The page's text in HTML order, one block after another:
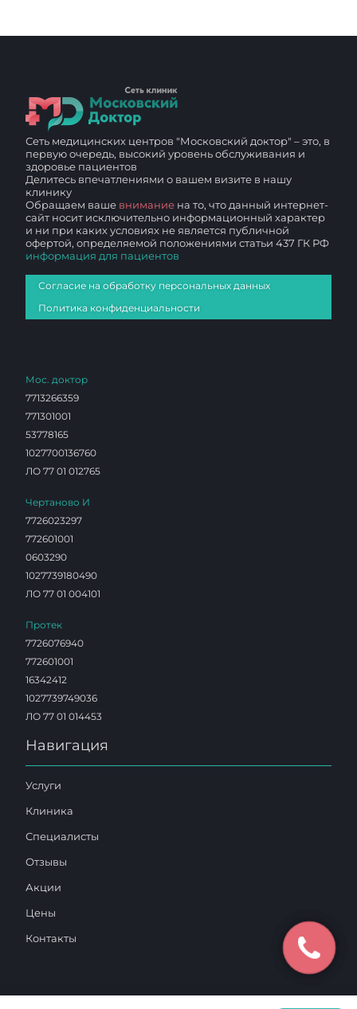
Сеть медицинских центров "Московский доктор" – это, в
первую очередь, высокий уровень обслуживания и
здоровье пациентов
Делитесь впечатлениями о вашем визите в нашу
клинику
Обращаем ваше внимание на то, что данный интернет-
сайт носит исключительно информационный характер
и ни при каких условиях не является публичной
офертой, определяемой положениями статьи 437 ГК РФ
информация для пациентов
Согласие на обработку персональных данных
Политика конфиденциальности
Мос. доктор
7713266359
771301001
53778165
1027700136760
ЛО 77 01 012765
Чертаново И
7726023297
772601001
0603290
1027739180490
ЛО 77 01 004101
Протек
7726076940
772601001
16342412
1027739749036
ЛО 77 01 014453
Навигация
Услуги
Клиника
Специалисты
Отзывы
Акции
Цены
Контакты